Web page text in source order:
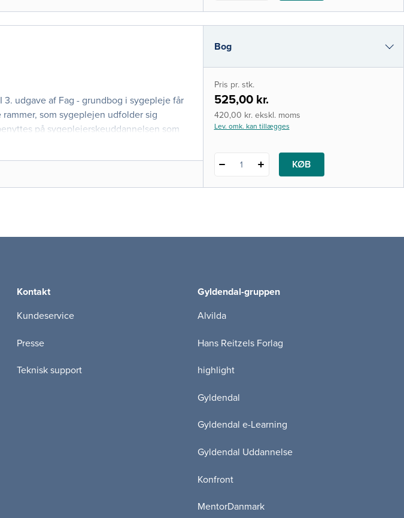
udgave af Fag - grundbog i sygepleje får
som sygeplejen udfolder sig
på sygeplejerskeuddannelsen som
Bog
e-bog
i-bog
Pris pr. stk.
525,00 kr.
420,00 kr. ekskl. moms
Lev. omk. kan tillægges
1 KØB
Kontakt
Kundeservice
Presse
Teknisk support
Gyldendal-gruppen
Alvilda
Hans Reitzels Forlag
highlight
Gyldendal
Gyldendal e-Learning
Gyldendal Uddannelse
Konfront
MentorDanmark